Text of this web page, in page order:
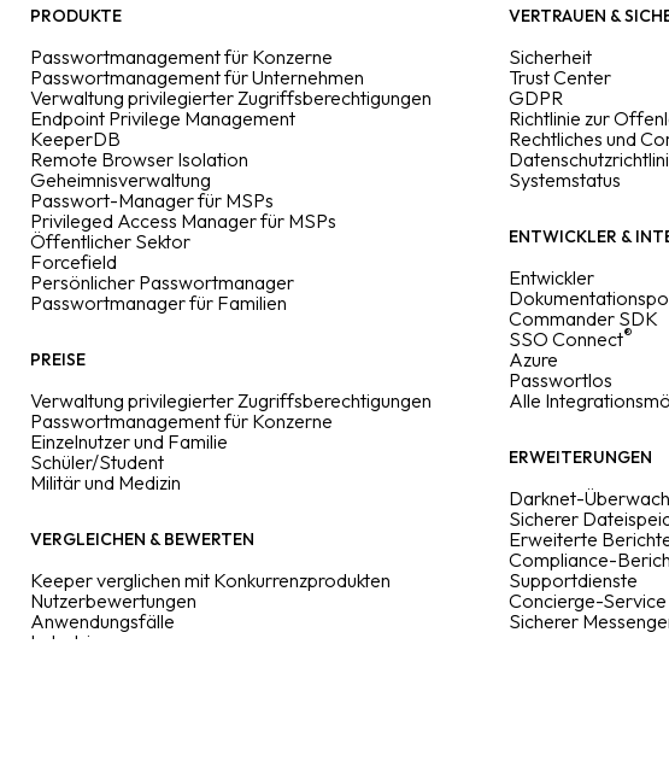
PRODUKTE
Passwortmanagement für Konzerne
Passwortmanagement für Unternehmen
Verwaltung privilegierter Zugriffsberechtigungen
Endpoint Privilege Management
KeeperDB
Remote Browser Isolation
Geheimnisverwaltung
Passwort-Manager für MSPs
Privileged Access Manager für MSPs
Öffentlicher Sektor
Forcefield
Persönlicher Passwortmanager
Passwortmanager für Familien
PREISE
Verwaltung privilegierter Zugriffsberechtigungen
Passwortmanagement für Konzerne
Einzelnutzer und Familie
Schüler/Student
Militär und Medizin
VERGLEICHEN & BEWERTEN
Keeper verglichen mit Konkurrenzprodukten
Nutzerbewertungen
Anwendungsfälle
Industrien
VERTRAUEN &
Sicherheit
Trust Center
GDPR
Richtlinie zur
Rechtliches und
Systemstatus
ENTWICKLER &
Entwickler
Commander SDK
SSO Connect®
Azure
Passwortlos
Alle
ERWEITERUNGEN
Darknet-
Sicherer
Erweiterte
Compliance-
Supportdienste
Concierge-Service
Sicherer